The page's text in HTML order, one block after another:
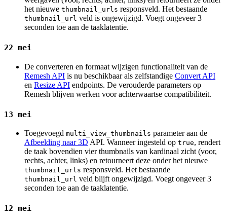
het nieuwe thumbnail_urls responsveld. Het bestaande
thumbnail_url veld is ongewijzigd. Voegt ongeveer 3
seconden toe aan de taaklatentie.
22 mei
De converteren en formaat wijzigen functionaliteit van de
Remesh API is nu beschikbaar als zelfstandige Convert API
en Resize API endpoints. De verouderde parameters op
Remesh blijven werken voor achterwaartse compatibiliteit.
13 mei
Toegevoegd multi_view_thumbnails parameter aan de
Afbeelding naar 3D API. Wanneer ingesteld op true, rendert
de taak bovendien vier thumbnails van kardinaal zicht (voor,
rechts, achter, links) en retourneert deze onder het nieuwe
thumbnail_urls responsveld. Het bestaande
thumbnail_url veld blijft ongewijzigd. Voegt ongeveer 3
seconden toe aan de taaklatentie.
12 mei